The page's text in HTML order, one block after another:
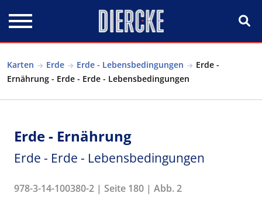
Karten Erde Erde - Lebensbedingungen
Erde -
Ernährung - Erde - Erde - Lebensbedingungen
Erde - Ernährung
Erde - Erde - Lebensbedingungen
978-3-14-100380-2 | Seite 180 | Abb. 2